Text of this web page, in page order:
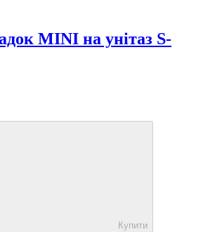
MINI на унітаз S-
Купити